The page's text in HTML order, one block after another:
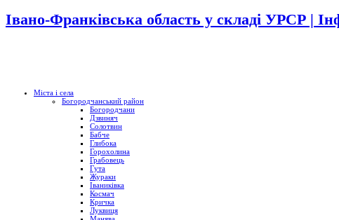
Івано-Франківська область у складі УРСР |
Міста і села
Богородчанський район
Богородчани
Дзвиняч
Солотвин
Бабче
Глибока
Горохолина
Грабовець
Гута
Жураки
Іваниківка
Космач
Кричка
Луквиця